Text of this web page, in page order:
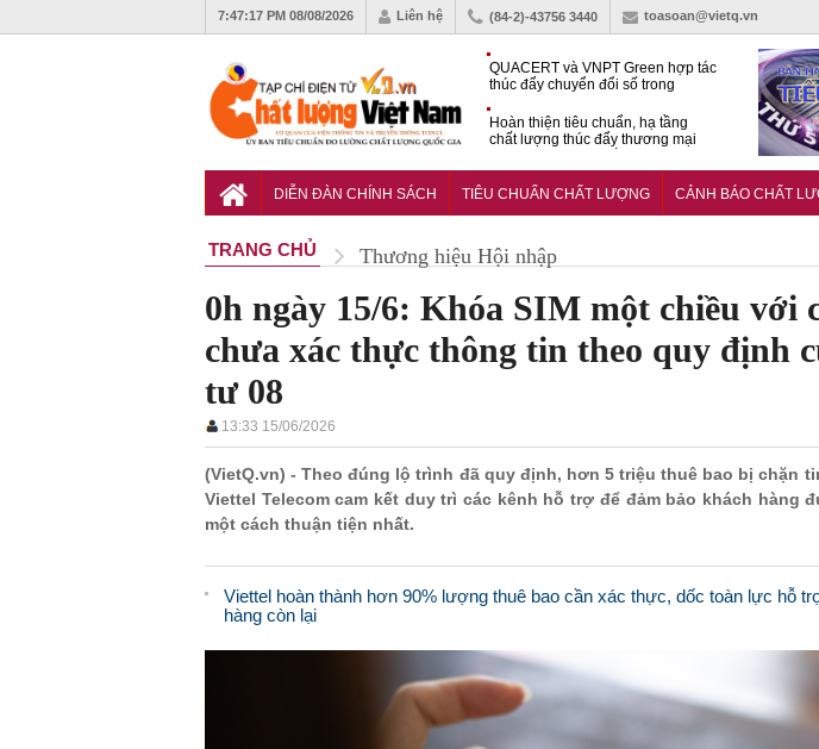
7:47:18 PM 08/08/2026 Liên hệ (84-2)-43756 3440 toasoan@vietq.vn
QUACERT và VNPT Green hợp tác
thúc đẩy chuyển đổi số trong
Hoàn thiện tiêu chuẩn, hạ tầng
chất lượng thúc đẩy thương mại
nghiền di động
DIỄN ĐÀN CHÍNH SÁCH TIÊU CHUẨN CHẤT LƯỢNG CẢNH BÁO CHẤT
TRANG CHỦ Thương hiệu Hội nhập
0h ngày 15/6: Khóa SIM một chiều với
chưa xác thực thông tin theo quy định
tư 08
13:33 15/06/2026
(VietQ.vn) - Theo đúng lộ trình đã quy định, hơn 5 triệu thuê bao bị chặn
Viettel Telecom cam kết duy trì các kênh hỗ trợ để đảm bảo khách hàng
một cách thuận tiện nhất.
Viettel hoàn thành hơn 90% lượng thuê bao cần xác thực, dốc toàn lực hỗ
hàng còn lại